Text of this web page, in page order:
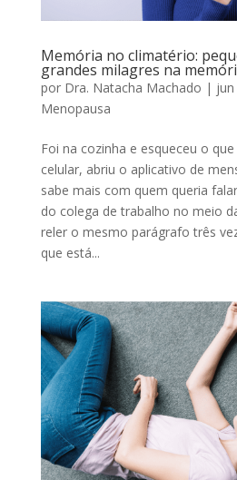
Memória no climatério:
grandes milagres na
por Dra. Natacha Machado |
Menopausa
Foi na cozinha e esqueceu o
celular, abriu o aplicativo de
sabe mais com quem queria
do colega de trabalho no meio
reler o mesmo parágrafo três
que está...